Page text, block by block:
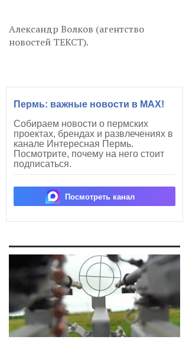
Александр Волков (агентство
новостей ТЕКСТ).
Пермь: важные новости в MAX!
Собираем новости о пермских
проектах, брендах и развлечениях в
канале Интересная Пермь.
Посмотрите, почему на него стоит
подписаться.
Посмотреть канал